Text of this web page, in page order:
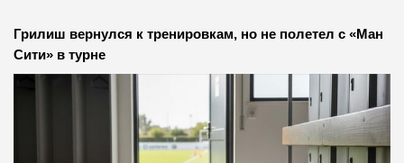
Грилиш вернулся к тренировкам, но не полетел с «Ман
Сити» в турне